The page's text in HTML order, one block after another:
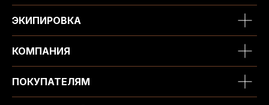
ЭКИПИРОВКА
КОМПАНИЯ
ПОКУПАТЕЛЯМ